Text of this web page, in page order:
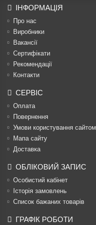
ІНФОРМАЦІЯ
Про нас
Виробники
Вакансії
Сертифікати
Рекомендації
Контакти
СЕРВІС
Оплата
Повернення
Умови користування сайтом
Мапа сайту
Доставка
ОБЛІКОВИЙ ЗАПИС
Особистий кабінет
Історія замовлень
Список бажаних товарів
ГРАФІК РОБОТИ